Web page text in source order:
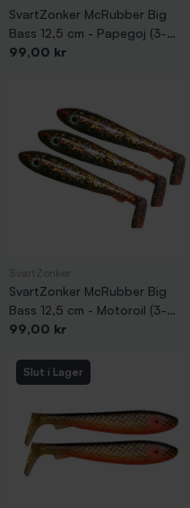
SvartZonker McRubber Big
Bass 12,5 cm - Papegoj (3-
pack)
Pris
99,00 kr
SvartZonker McRubber Big
Bass 12,5 cm - Motoroil (3-
pack)
Pris
99,00 kr
Slut i Lager